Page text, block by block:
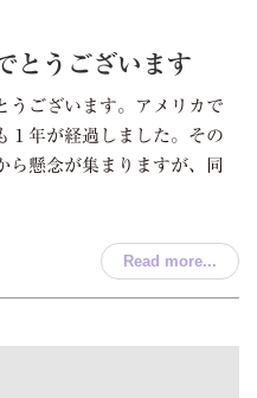
とうございます
うございます。アメリカで
１年が経過しました。その
ら懸念が集まりますが、同
Read more...